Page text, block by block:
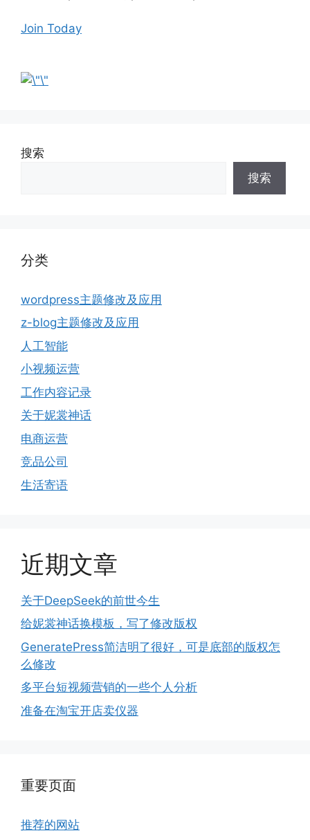
Join Today
搜索
搜索
分类
wordpress主题修改及应用
z-blog主题修改及应用
人工智能
小视频运营
工作内容记录
关于妮裳神话
电商运营
竞品公司
生活寄语
近期文章
关于DeepSeek的前世今生
给妮裳神话换模板，写了修改版权
GeneratePress简洁明了很好，可是底部的版权怎
么修改
多平台短视频营销的一些个人分析
准备在淘宝开店卖仪器
重要页面
推荐的网站